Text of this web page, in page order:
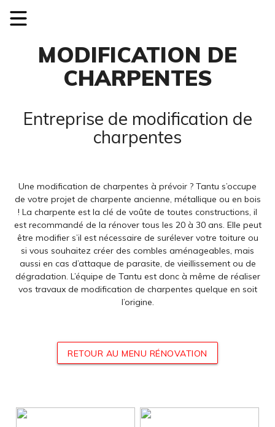
MODIFICATION DE
CHARPENTES
Entreprise de modification de
charpentes
Une modification de charpentes à prévoir ? Tantu s’occupe
de votre projet de charpente ancienne, métallique ou en bois
! La charpente est la clé de voûte de toutes constructions, il
est recommandé de la rénover tous les 20 à 30 ans. Elle peut
être modifier s’il est nécessaire de surélever votre toiture ou
si vous souhaitez créer des combles aménageables, mais
aussi en cas d’attaque de parasite, de vieillissement ou de
dégradation. L’équipe de Tantu est donc à même de réaliser
vos travaux de modification de charpentes quelque en soit
l’origine.
RETOUR AU MENU RÉNOVATION